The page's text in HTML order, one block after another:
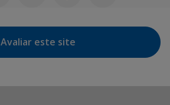
Avaliar este site